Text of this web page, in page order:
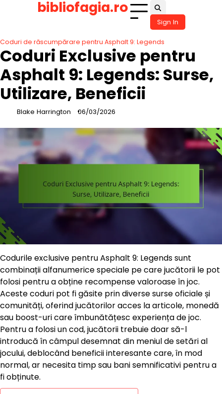
bibliofagia.ro
Sign In
Coduri de răscumpărare pentru Asphalt 9: Legends
Coduri Exclusive pentru
Asphalt 9: Legends: Surse,
Utilizare, Beneficii
Blake Harrington 06/03/2026
Codurile exclusive pentru Asphalt 9: Legends sunt
combinații alfanumerice speciale pe care jucătorii le pot
folosi pentru a obține recompense valoroase în joc.
Aceste coduri pot fi găsite prin diverse surse oficiale și
comunități, oferind jucătorilor acces la articole, monedă
sau boost-uri care îmbunătățesc experiența de joc.
Pentru a folosi un cod, jucătorii trebuie doar să-l
introducă în câmpul desemnat din meniul de setări al
jocului, deblocând beneficii interesante care, în mod
normal, ar necesita timp sau bani semnificativi pentru a
fi obținute.